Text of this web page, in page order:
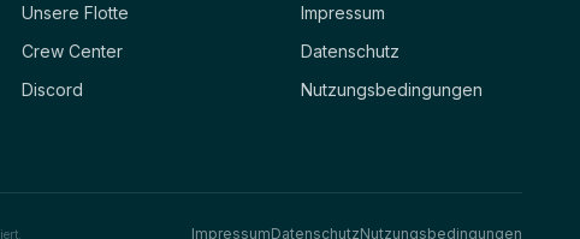
Unsere Flotte
Crew Center
Discord
Impressum
Datenschutz
Nutzungsbedingungen
ImpressumDatenschutzNutzungsbedingungen